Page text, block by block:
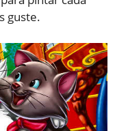
guste.